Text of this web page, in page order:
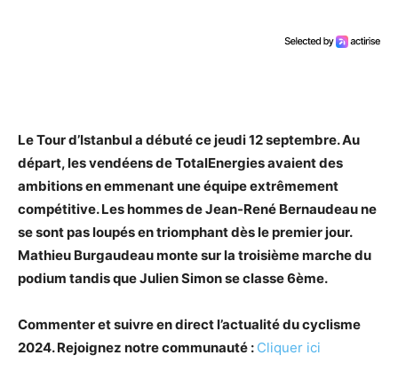
Le Tour d’Istanbul a débuté ce jeudi 12 septembre. Au
départ, les vendéens de TotalEnergies avaient des
ambitions en emmenant une équipe extrêmement
compétitive. Les hommes de Jean-René Bernaudeau ne
se sont pas loupés en triomphant dès le premier jour.
Mathieu Burgaudeau monte sur la troisième marche du
podium tandis que Julien Simon se classe 6ème.
Commenter et suivre en direct l’actualité du cyclisme
2024. Rejoignez notre communauté : Cliquer ici